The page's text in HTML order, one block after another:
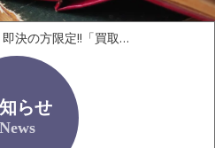
即決の方限定!!「買取ご成約でQuoカード1,0…
らせ
News